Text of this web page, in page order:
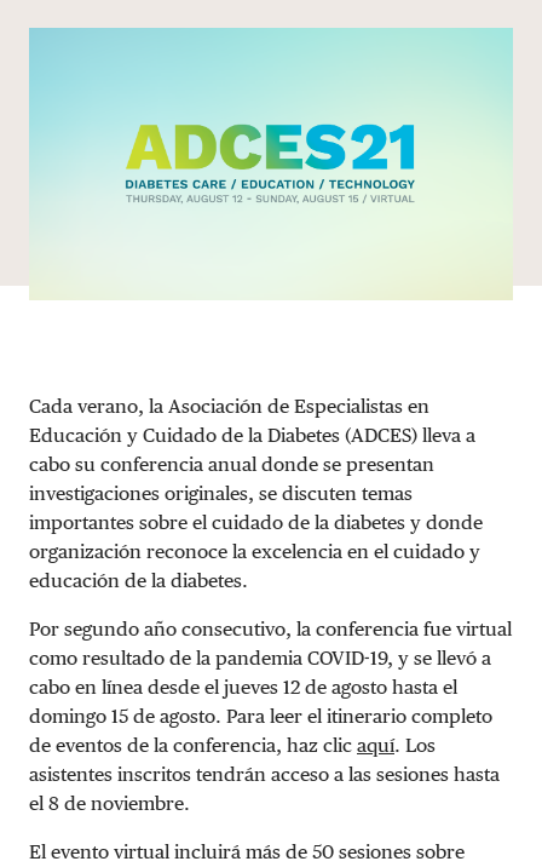
Cada verano, la Asociación de Especialistas en
Educación y Cuidado de la Diabetes (ADCES) lleva a
cabo su conferencia anual donde se presentan
investigaciones originales, se discuten temas
importantes sobre el cuidado de la diabetes y donde
organización reconoce la excelencia en el cuidado y
educación de la diabetes.
Por segundo año consecutivo, la conferencia fue virtual
como resultado de la pandemia COVID-19, y se llevó a
cabo en línea desde el jueves 12 de agosto hasta el
domingo 15 de agosto. Para leer el itinerario completo
de eventos de la conferencia, haz clic aquí. Los
asistentes inscritos tendrán acceso a las sesiones hasta
el 8 de noviembre.
El evento virtual incluirá más de 50 sesiones sobre